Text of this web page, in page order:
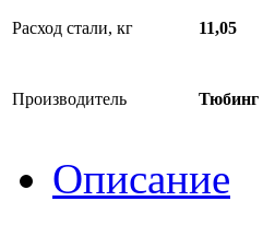
Расход стали, кг 11,05
Производитель Тюбинг
Описание